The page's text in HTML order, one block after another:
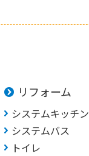
リフォーム
システムキッチン
システムバス
トイレ